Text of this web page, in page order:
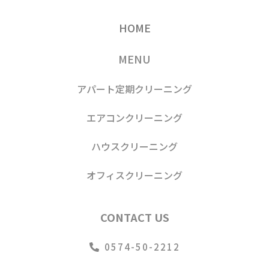
HOME
MENU
アパート定期クリーニング
エアコンクリーニング
ハウスクリーニング
オフィスクリーニング
CONTACT US
0574-50-2212